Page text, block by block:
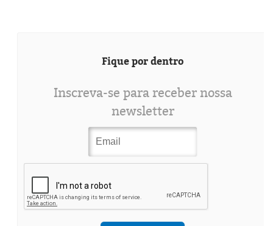
Fique por dentro
Inscreva-se para receber nossa
newsletter